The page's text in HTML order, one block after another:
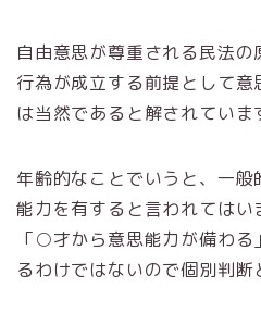
自由意思が尊重される民法
行為が成立する前提として
は当然であると解されていま
年齢的なことでいうと、一
能力を有すると言われてはい
「○才から意思能力が備わ
るわけではないので個別判断